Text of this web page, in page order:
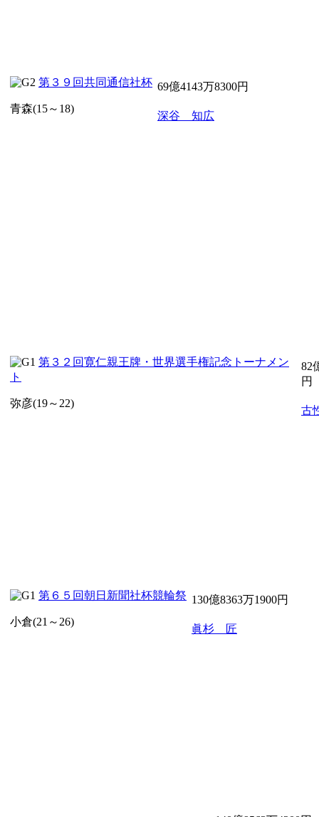
第３９回共同通信社杯
青森(15～18)
69億4143万8300円
深谷 知広
第３２回寛仁親王牌・世界選手権記念トーナメン
ト
弥彦(19～22)
82
円
古
第６５回朝日新聞社杯競輪祭
小倉(21～26)
130億8363万1900円
眞杉 匠